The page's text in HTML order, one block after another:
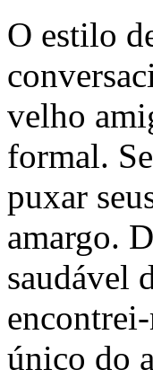
O estilo
velho
formal.
puxar
amargo.
saudável
único do